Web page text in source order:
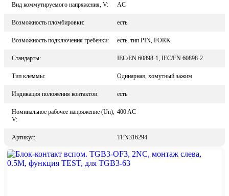
Вид коммутируемого напряжения, V: AC
Возможность пломбировки: есть
Возможность подключения гребенки: есть, тип PIN, FORK
Стандарты: IEC/EN 60898-1, IEC/EN 60898-2
Тип клеммы: Одинарная, хомутный зажим
Индикация положения контактов: есть
Номинальное рабочее напряжение (Un),
V:
400 AC
Артикул: TEN316294